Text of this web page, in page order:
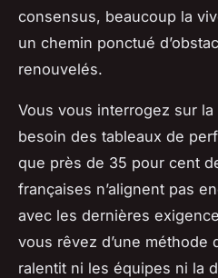
consensus, beaucoup la
un chemin ponctué
renouvelés.
Vous vous interrogez sur
besoin des tableaux de
que près de 35 pour cent
françaises n’alignent pas
avec les dernières
vous rêvez d’une méthode
ralentit ni les équipes ni la